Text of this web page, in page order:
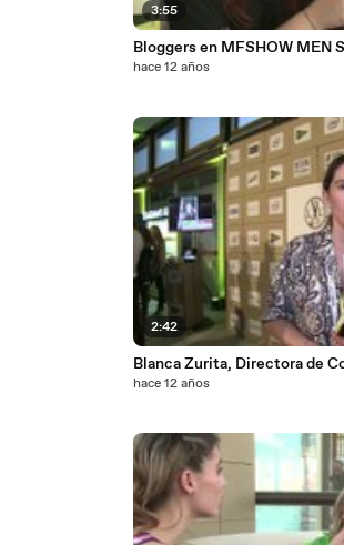
3:55
Bloggers en MFSHOW MEN
hace 12 años
2:42
Blanca Zurita, Directora de
hace 12 años